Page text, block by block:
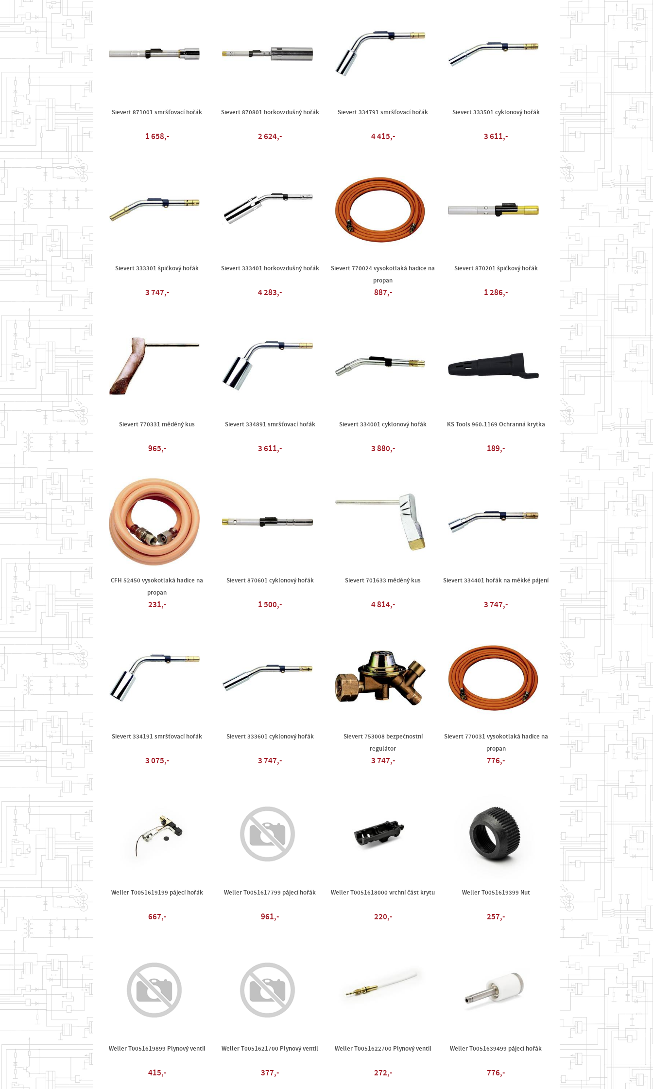
Sievert 871001 smršťovací hořák
1 658,-
Sievert 870801 horkovzdušný hořák
2 624,-
Sievert 334791 smršťovací hořák
4 415,-
Sievert 333501 cyklonový hořák
3 611,-
Sievert 333301 špičkový hořák
3 747,-
Sievert 333401 horkovzdušný hořák
4 283,-
Sievert 770024 vysokotlaká hadice na
propan
887,-
Sievert 870201 špičkový hořák
1 286,-
Sievert 770331 měděný kus
965,-
Sievert 334891 smršťovací hořák
3 611,-
Sievert 334001 cyklonový hořák
3 880,-
KS Tools 960.1169 Ochranná krytka
189,-
CFH 52450 vysokotlaká hadice na
propan
231,-
Sievert 870601 cyklonový hořák
1 500,-
Sievert 701633 měděný kus
4 814,-
Sievert 334401 hořák na měkké pájení
3 747,-
Sievert 334191 smršťovací hořák
3 075,-
Sievert 333601 cyklonový hořák
3 747,-
Sievert 753008 bezpečnostní
regulátor
3 747,-
Sievert 770031 vysokotlaká hadice na
propan
776,-
Weller T0051619199 pájecí hořák
667,-
Weller T0051617799 pájecí hořák
961,-
Weller T0051618000 vrchní část krytu
220,-
Weller T0051619399 Nut
257,-
Weller T0051619899 Plynový ventil
415,-
Weller T0051621700 Plynový ventil
377,-
Weller T0051622700 Plynový ventil
272,-
Weller T0051639499 pájecí hořák
776,-